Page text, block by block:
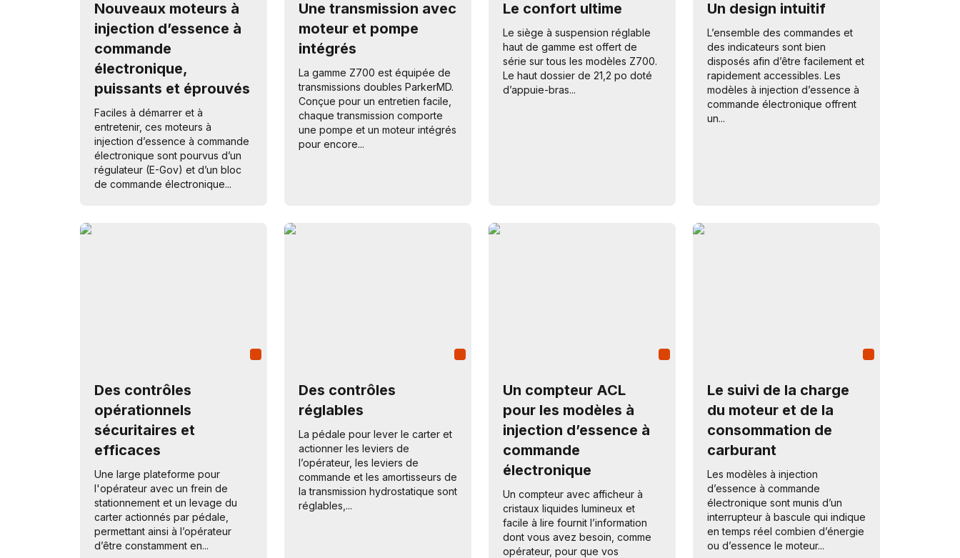
Nouveaux moteurs à
injection d’essence à
commande
électronique,
puissants et éprouvés
Faciles à démarrer et à
entretenir, ces moteurs à
injection d’essence à commande
électronique sont pourvus d’un
régulateur (E-Gov) et d’un bloc
de commande électronique...
Une transmission avec
moteur et pompe
intégrés
La gamme Z700 est équipée de
transmissions doubles ParkerMD.
Conçue pour un entretien facile,
chaque transmission comporte
une pompe et un moteur intégrés
pour encore...
Le confort ultime
Le siège à suspension réglable
haut de gamme est offert de
série sur tous les modèles Z700.
Le haut dossier de 21,2 po doté
d’appuie-bras...
Un design intuitif
L’ensemble des commandes et
des indicateurs sont bien
disposés afin d’être facilement et
rapidement accessibles. Les
modèles à injection d’essence à
commande électronique offrent
un...
Des contrôles
opérationnels
sécuritaires et
efficaces
Une large plateforme pour
l'opérateur avec un frein de
stationnement et un levage du
carter actionnés par pédale,
permettant ainsi à l’opérateur
d’être constamment en...
Des contrôles
réglables
La pédale pour lever le carter et
actionner les leviers de
l’opérateur, les leviers de
commande et les amortisseurs de
la transmission hydrostatique sont
réglables,...
Un compteur ACL
pour les modèles à
injection d’essence à
commande
électronique
Un compteur avec afficheur à
cristaux liquides lumineux et
facile à lire fournit l’information
dont vous avez besoin, comme
opérateur, pour que vos
Le suivi de la charge
du moteur et de la
consommation de
carburant
Les modèles à injection
d’essence à commande
électronique sont munis d’un
interrupteur à bascule qui indique
en temps réel combien d’énergie
ou d’essence le moteur...